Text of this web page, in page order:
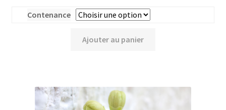
Contenance
Ajouter au panier